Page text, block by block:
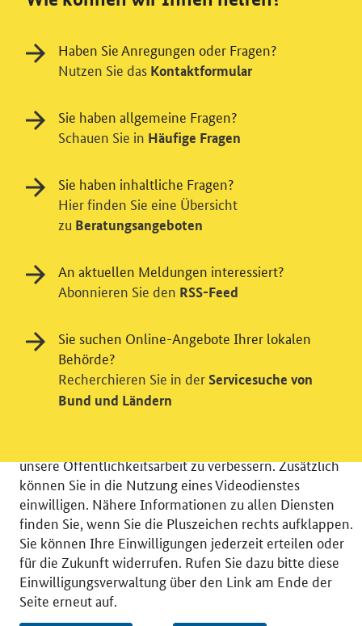
© 2026 Bundesministerium für Wirtschaft und Energie
RSS
Benutzerhinweise
Inhaltsverzeichnis
Impressum
Barrierefreiheit
Datenschutz
Einwilligungsverwaltung
Einwilligung in Tracking und / oder
Videodienst
Wir bitten Sie an dieser Stelle um Ihre Einwilligung für
verschiedene Zusatzdienste unserer Webseite: Wir
unsere Öffentlichkeitsarbeit zu verbessern. Zusätzlich
können Sie in die Nutzung eines Videodienstes
einwilligen. Nähere Informationen zu allen Diensten
finden Sie, wenn Sie die Pluszeichen rechts aufklappen.
Sie können Ihre Einwilligungen jederzeit erteilen oder
für die Zukunft widerrufen. Rufen Sie dazu bitte diese
Einwilligungsverwaltung über den Link am Ende der
Seite erneut auf.
Haben Sie Anregungen oder Fragen?
Nutzen Sie das Kontaktformular
Sie haben allgemeine Fragen?
Schauen Sie in Häufige Fragen
Sie haben inhaltliche Fragen?
Hier finden Sie eine Übersicht
zu Beratungsangeboten
An aktuellen Meldungen interessiert?
Abonnieren Sie den RSS-Feed
Sie suchen Online-Angebote Ihrer lokalen
Behörde?
Recherchieren Sie in der Servicesuche von
Bund und Ländern